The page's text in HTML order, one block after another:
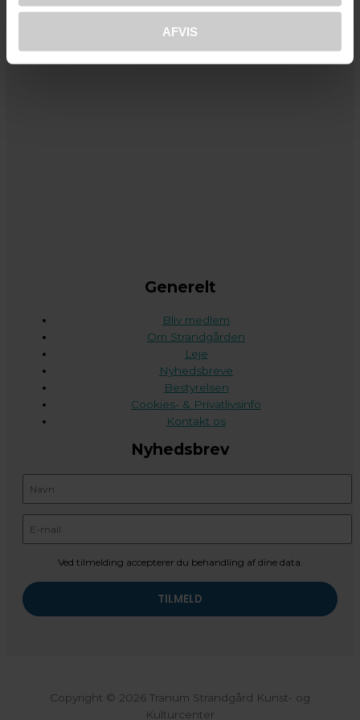
AFVIS
Generelt
Bliv medlem
Om Strandgården
Leje
Nyhedsbreve
Bestyrelsen
Cookies- & Privatlivsinfo
Kontakt os
Nyhedsbrev
Ved tilmelding accepterer du behandling af dine data.
Copyright © 2026 Tranum Strandgård Kunst- og
Kulturcenter